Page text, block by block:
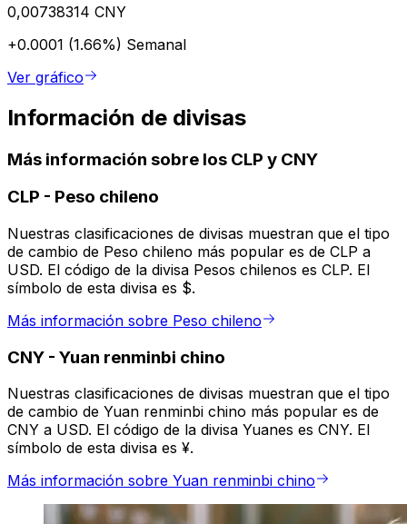
0,00738314 CNY
+0.0001 (1.66%) Semanal
Ver gráfico
Información de divisas
Más información sobre los CLP y CNY
CLP - Peso chileno
Nuestras clasificaciones de divisas muestran que el tipo
de cambio de Peso chileno más popular es de CLP a
USD. El código de la divisa Pesos chilenos es CLP. El
símbolo de esta divisa es $.
Más información sobre Peso chileno
CNY - Yuan renminbi chino
Nuestras clasificaciones de divisas muestran que el tipo
de cambio de Yuan renminbi chino más popular es de
CNY a USD. El código de la divisa Yuanes es CNY. El
símbolo de esta divisa es ¥.
Más información sobre Yuan renminbi chino